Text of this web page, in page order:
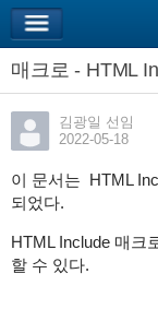
매크로 - HTML
김광일 선임
2022-05-18
이 문서는 HTML
되었다.
HTML Include 매크
할 수 있다.